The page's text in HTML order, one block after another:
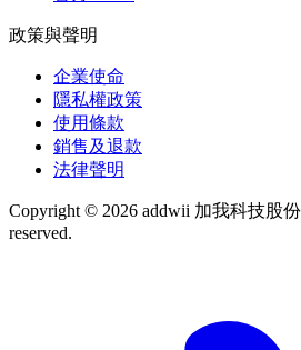
政策與聲明
企業使命
隱私權政策
使用條款
銷售及退款
法律聲明
Copyright © 2026 addwii 加我科技股
reserved.